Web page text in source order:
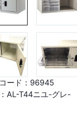
ード： 96945
AL-T44ニユ-グレ-